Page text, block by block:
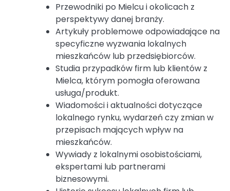
Przewodniki po Mielcu i okolicach z
perspektywy danej branży.
Artykuły problemowe odpowiadające na
specyficzne wyzwania lokalnych
mieszkańców lub przedsiębiorców.
Studia przypadków firm lub klientów z
Mielca, którym pomogła oferowana
usługa/produkt.
Wiadomości i aktualności dotyczące
lokalnego rynku, wydarzeń czy zmian w
przepisach mających wpływ na
mieszkańców.
Wywiady z lokalnymi osobistościami,
ekspertami lub partnerami
biznesowymi.